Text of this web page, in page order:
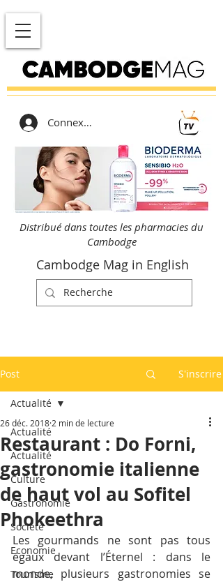
Connexion
Distribué dans toutes les pharmacies du
Cambodge
Cambodge Mag in English
Post S'inscrire
Actualité
Actualité
Culture
Gastronomie
Société
Economie
Tourisme
Actualité
Restaurant : Do Forni,
gastronomie italienne
de haut vol au Sofitel
Phokeethra
26 déc. 2018 2 min de lecture
Les gourmands ne sont pas tous
égaux devant l’Éternel : dans le
monde, plusieurs gastronomies se